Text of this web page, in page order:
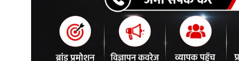
टेक्नोलॉजी / बिजनेस